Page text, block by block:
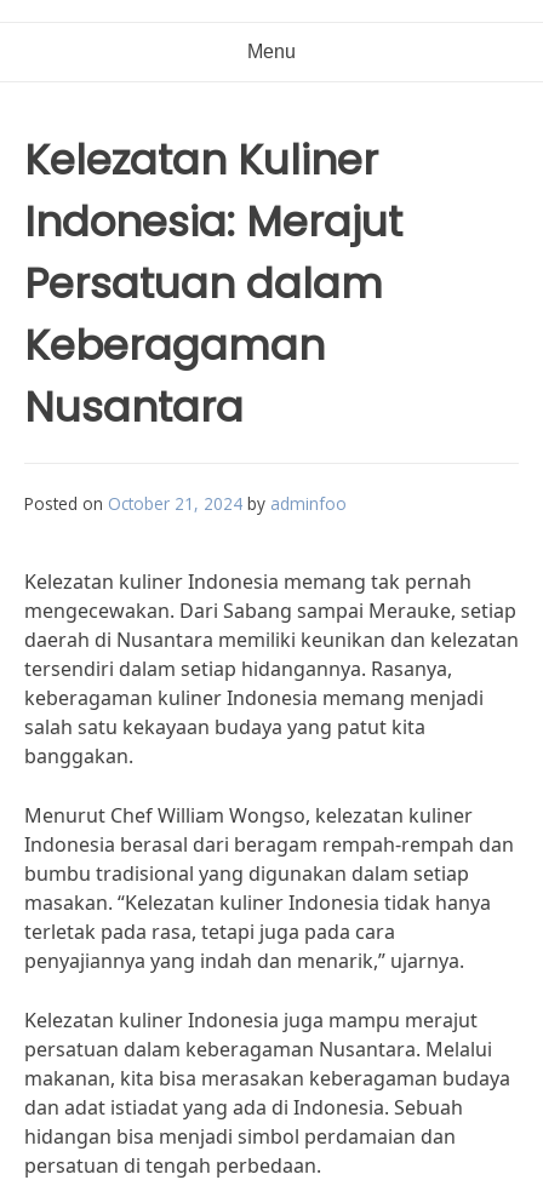
Menu
Kelezatan Kuliner
Indonesia: Merajut
Persatuan dalam
Keberagaman
Nusantara
Posted on October 21, 2024 by adminfoo
Kelezatan kuliner Indonesia memang tak pernah
mengecewakan. Dari Sabang sampai Merauke, setiap
daerah di Nusantara memiliki keunikan dan kelezatan
tersendiri dalam setiap hidangannya. Rasanya,
keberagaman kuliner Indonesia memang menjadi
salah satu kekayaan budaya yang patut kita
banggakan.
Menurut Chef William Wongso, kelezatan kuliner
Indonesia berasal dari beragam rempah-rempah dan
bumbu tradisional yang digunakan dalam setiap
masakan. “Kelezatan kuliner Indonesia tidak hanya
terletak pada rasa, tetapi juga pada cara
penyajiannya yang indah dan menarik,” ujarnya.
Kelezatan kuliner Indonesia juga mampu merajut
persatuan dalam keberagaman Nusantara. Melalui
makanan, kita bisa merasakan keberagaman budaya
dan adat istiadat yang ada di Indonesia. Sebuah
hidangan bisa menjadi simbol perdamaian dan
persatuan di tengah perbedaan.